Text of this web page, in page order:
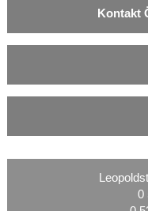
Kontakt
0